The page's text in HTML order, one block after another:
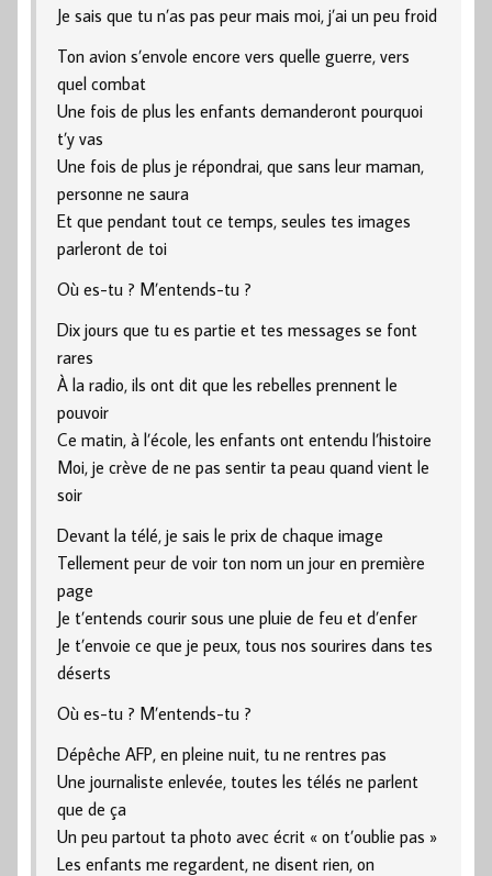
Je sais que tu n’as pas peur mais moi, j’ai un peu froid
Ton avion s’envole encore vers quelle guerre, vers
quel combat
Une fois de plus les enfants demanderont pourquoi
t’y vas
Une fois de plus je répondrai, que sans leur maman,
personne ne saura
Et que pendant tout ce temps, seules tes images
parleront de toi
Où es-tu ? M’entends-tu ?
Dix jours que tu es partie et tes messages se font
rares
À la radio, ils ont dit que les rebelles prennent le
pouvoir
Ce matin, à l’école, les enfants ont entendu l’histoire
Moi, je crève de ne pas sentir ta peau quand vient le
soir
Devant la télé, je sais le prix de chaque image
Tellement peur de voir ton nom un jour en première
page
Je t’entends courir sous une pluie de feu et d’enfer
Je t’envoie ce que je peux, tous nos sourires dans tes
déserts
Où es-tu ? M’entends-tu ?
Dépêche AFP, en pleine nuit, tu ne rentres pas
Une journaliste enlevée, toutes les télés ne parlent
que de ça
Un peu partout ta photo avec écrit « on t’oublie pas »
Les enfants me regardent, ne disent rien, on